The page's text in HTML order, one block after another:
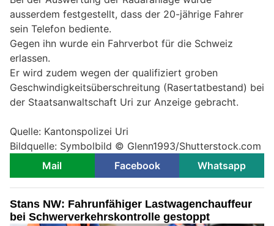
ausserdem festgestellt, dass der 20-jährige Fahrer
sein Telefon bediente.
Gegen ihn wurde ein Fahrverbot für die Schweiz
erlassen.
Er wird zudem wegen der qualifiziert groben
Geschwindigkeitsüberschreitung (Rasertatbestand) bei
der Staatsanwaltschaft Uri zur Anzeige gebracht.
Quelle: Kantonspolizei Uri
Bildquelle: Symbolbild © Glenn1993/Shutterstock.com
Mail
Facebook Whatsapp
Stans NW: Fahrunfähiger Lastwagenchauffeur
bei Schwerverkehrskontrolle gestoppt